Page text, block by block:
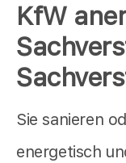
KfW
Sie sanieren
energetisch